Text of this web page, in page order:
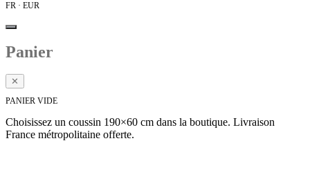
FR · EUR
Panier
✕
PANIER VIDE
Choisissez un coussin 190×60 cm dans la boutique. Livraison
France métropolitaine offerte.